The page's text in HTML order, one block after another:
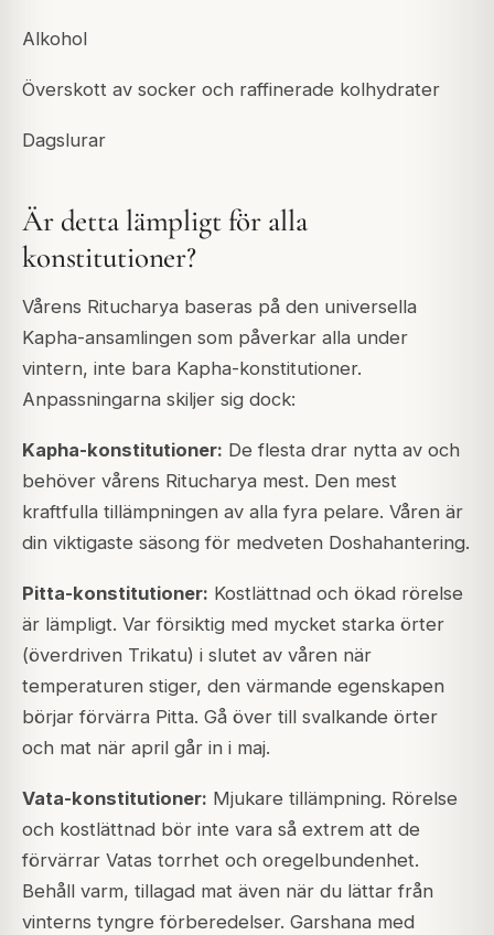
Alkohol
Överskott av socker och raffinerade kolhydrater
Dagslurar
Är detta lämpligt för alla
konstitutioner?
Vårens Ritucharya baseras på den universella
Kapha-ansamlingen som påverkar alla under
vintern, inte bara Kapha-konstitutioner.
Anpassningarna skiljer sig dock:
Kapha-konstitutioner: De flesta drar nytta av och
behöver vårens Ritucharya mest. Den mest
kraftfulla tillämpningen av alla fyra pelare. Våren är
din viktigaste säsong för medveten Doshahantering.
Pitta-konstitutioner: Kostlättnad och ökad rörelse
är lämpligt. Var försiktig med mycket starka örter
(överdriven Trikatu) i slutet av våren när
temperaturen stiger, den värmande egenskapen
börjar förvärra Pitta. Gå över till svalkande örter
och mat när april går in i maj.
Vata-konstitutioner: Mjukare tillämpning. Rörelse
och kostlättnad bör inte vara så extrem att de
förvärrar Vatas torrhet och oregelbundenhet.
Behåll varm, tillagad mat även när du lättar från
vinterns tyngre förberedelser. Garshana med